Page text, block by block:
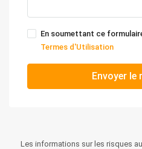
En soumettant ce
Termes d'Utilisation
Envoyer le
Les informations sur les risques